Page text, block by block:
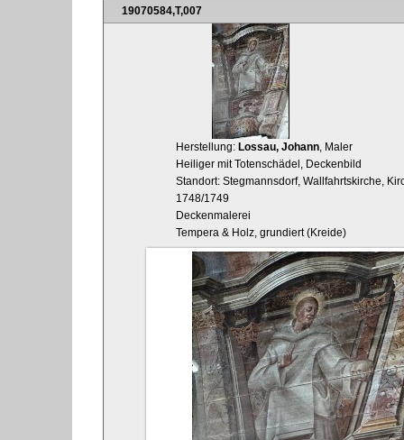
19070584,T,007
Herstellung: Lossau, Johann, Maler
Heiliger mit Totenschädel, Deckenbild
Standort: Stegmannsdorf, Wallfahrtskirche,
1748/1749
Deckenmalerei
Tempera & Holz, grundiert (Kreide)